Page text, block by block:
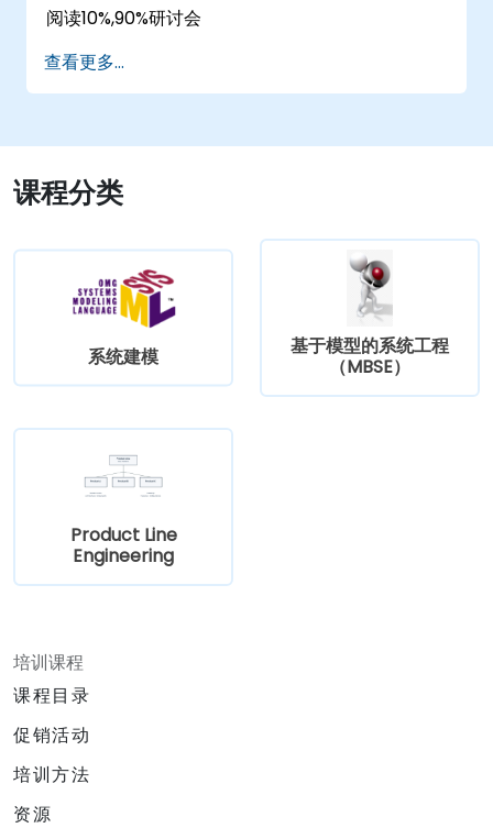
阅读10%,90%研讨会
查看更多...
课程分类
系统建模
基于模型的系统工程
（MBSE）
Product Line
Engineering
培训课程
课程目录
促销活动
培训方法
资源